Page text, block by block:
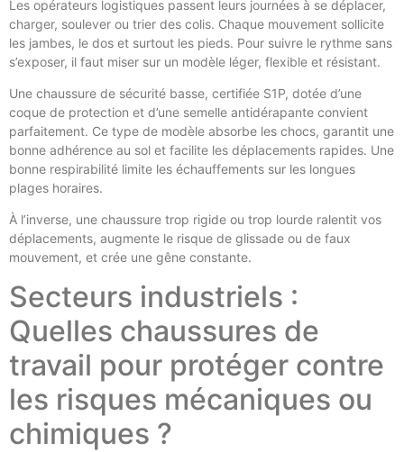
Les opérateurs logistiques passent leurs journées à se déplacer,
charger, soulever ou trier des colis. Chaque mouvement sollicite
les jambes, le dos et surtout les pieds. Pour suivre le rythme sans
s’exposer, il faut miser sur un modèle léger, flexible et résistant.
Une chaussure de sécurité basse, certifiée S1P, dotée d’une
coque de protection et d’une semelle antidérapante convient
parfaitement. Ce type de modèle absorbe les chocs, garantit une
bonne adhérence au sol et facilite les déplacements rapides. Une
bonne respirabilité limite les échauffements sur les longues
plages horaires.
À l’inverse, une chaussure trop rigide ou trop lourde ralentit vos
déplacements, augmente le risque de glissade ou de faux
mouvement, et crée une gêne constante.
Secteurs industriels :
Quelles chaussures de
travail pour protéger contre
les risques mécaniques ou
chimiques ?